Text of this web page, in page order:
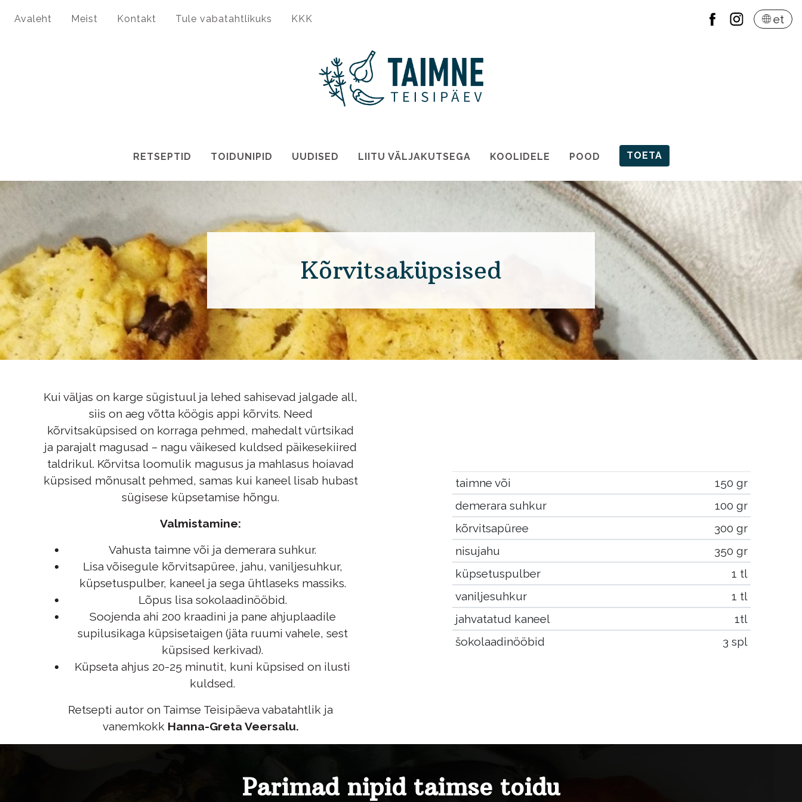
Avaleht Meist Kontakt Tule vabatahtlikuks KKK et
RETSEPTID TOIDUNIPID UUDISED LIITU VÄLJAKUTSEGA KOOLIDELE POOD TOETA
Kõrvitsaküpsised
Kui väljas on karge sügistuul ja lehed sahisevad jalgade all,
siis on aeg võtta köögis appi kõrvits. Need
kõrvitsaküpsised on korraga pehmed, mahedalt vürtsikad
ja parajalt magusad – nagu väikesed kuldsed päikesekiired
taldrikul. Kõrvitsa loomulik magusus ja mahlasus hoiavad
küpsised mõnusalt pehmed, samas kui kaneel lisab hubast
sügisese küpsetamise hõngu.
Valmistamine:
Vahusta taimne või ja demerara suhkur.
Lisa võisegule kõrvitsapüree, jahu, vaniljesuhkur,
küpsetuspulber, kaneel ja sega ühtlaseks massiks.
Lõpus lisa sokolaadinööbid.
Soojenda ahi 200 kraadini ja pane ahjuplaadile
supilusikaga küpsisetaigen (jäta ruumi vahele, sest
küpsised kerkivad).
Küpseta ahjus 20-25 minutit, kuni küpsised on ilusti
kuldsed.
Retsepti autor on Taimse Teisipäeva vabatahtlik ja
vanemkokk Hanna-Greta Veersalu.
taimne või
150 gr
demerara suhkur
100 gr
kõrvitsapüree
300 gr
nisujahu
350 gr
küpsetuspulber
1 tl
vaniljesuhkur
1 tl
jahvatatud kaneel
1tl
šokolaadinööbid
3 spl
Parimad nipid taimse toidu